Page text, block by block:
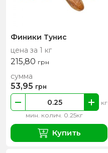
Финики Тунис
цена за 1 кг
215,80 грн
мин. колич. 0.25кг
кг
сумма
53,95 грн
Купить